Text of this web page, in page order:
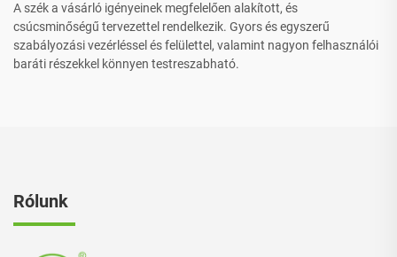
A szék a vásárló igényeinek megfelelően alakított, és
csúcsminőségű tervezettel rendelkezik. Gyors és egyszerű
szabályozási vezérléssel és felülettel, valamint nagyon felhasználói
baráti részekkel könnyen testreszabható.
Rólunk